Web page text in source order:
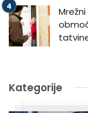
Kategorije